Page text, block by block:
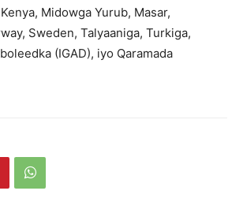
Midowga Yurub, Masar,
Sweden, Talyaaniga, Turkiga,
(IGAD), iyo Qaramada